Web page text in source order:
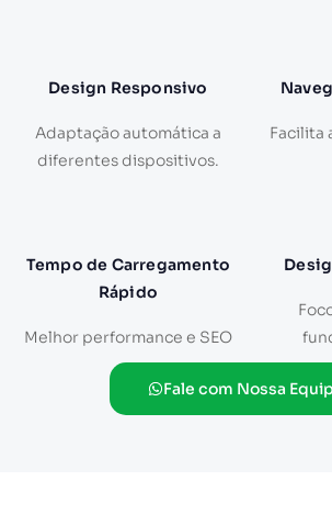
Design Responsivo
Adaptação automática a
diferentes dispositivos.
Facilita
Tempo de Carregamento
Rápido
Melhor performance e SEO
Fale com Nossa